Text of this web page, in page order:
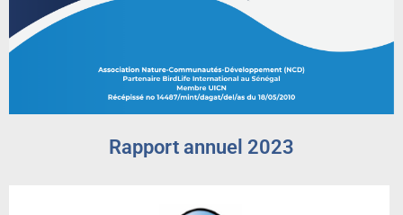
Rapport annuel 2023